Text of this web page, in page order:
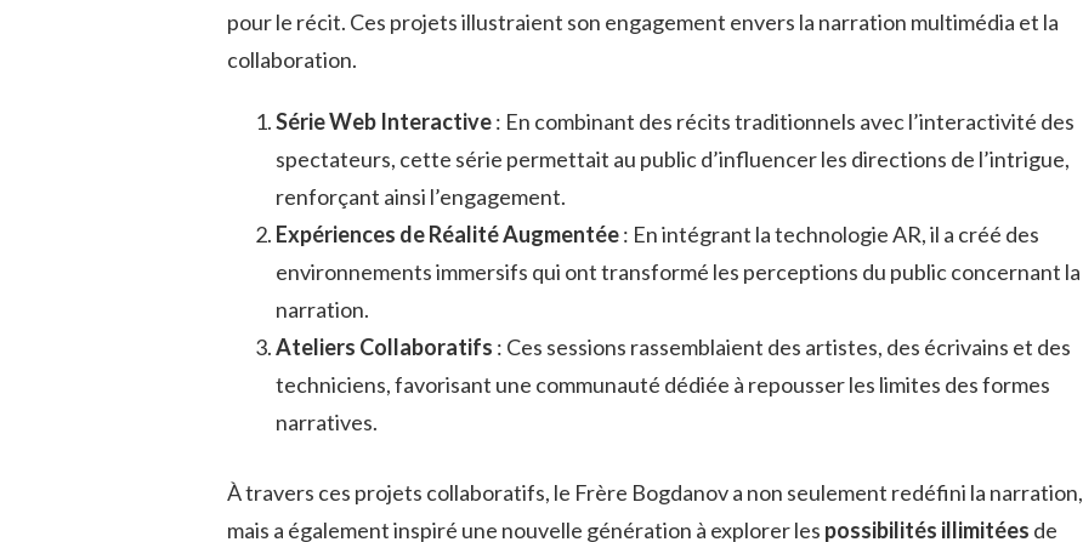
pour le récit. Ces projets illustraient son engagement envers la narration multimédia et la
collaboration.
Série Web Interactive: En combinant des récits traditionnels avec l’interactivité des
spectateurs, cette série permettait au public d’influencer les directions de l’intrigue,
renforçant ainsi l’engagement.
Expériences de Réalité Augmentée: En intégrant la technologie AR, il a créé des
environnements immersifs qui ont transformé les perceptions du public concernant la
narration.
Ateliers Collaboratifs : Ces sessions rassemblaient des artistes, des écrivains et des
techniciens, favorisant une communauté dédiée à repousser les limites des formes
narratives.
À travers ces projets collaboratifs, le Frère Bogdanov a non seulement redéfini la narration,
mais a également inspiré une nouvelle génération à explorer les possibilités illimitées de